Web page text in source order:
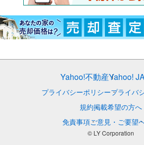
Yahoo!不動産Yahoo!
プライバシーポリシープライバ
規約掲載希望の方へ
免責事項ご意見・ご要望
© LY Corporation